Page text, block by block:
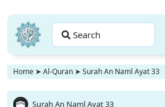
Search
Home ➤ Al-Quran ➤ Surah An Naml Ayat 33
Surah An Naml Ayat 33